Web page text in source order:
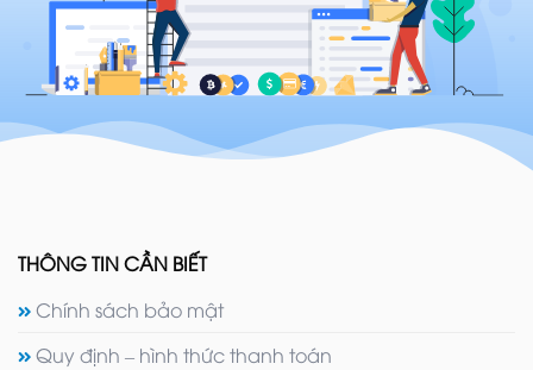
THÔNG TIN CẦN BIẾT
Chính sách bảo mật
Quy định – hình thức thanh toán